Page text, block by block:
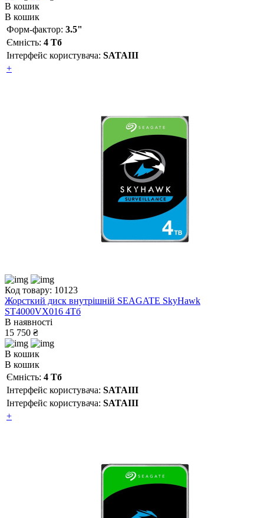
В кошик
В кошик
Форм-фактор: 3.5"
Ємність: 4 Тб
Інтерфейс користувача: SATAIII
+
Код товару: 10123
Жорсткий диск внутрішній SEAGATE SkyHawk
ST4000VX016 4Тб
В наявності
15 750 ₴
В кошик
В кошик
Ємність: 4 Тб
Інтерфейс користувача: SATAIII
Інтерфейс користувача: SATAIII
+